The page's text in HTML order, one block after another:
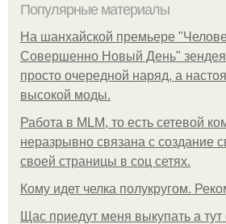
Популярные материалы
На шанхайской премьере
Совершенно Новый День"
просто очередной наряд, а
высокой моды.
Работа в MLM, то есть сетевой
неразрывно связана с создание
своей страницы в соц сетях.
Кому идет челка полукругом.
Щас приедут меня выкупать а тут